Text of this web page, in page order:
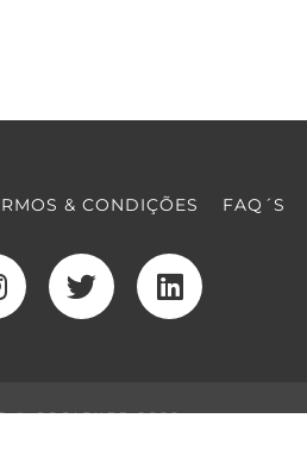
& CONDIÇÕES FAQ´S
© COOLTURE 2022